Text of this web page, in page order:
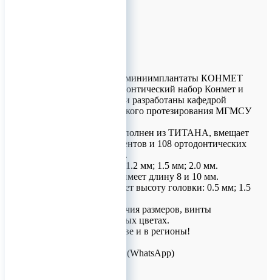
Ортодонтические миниимплантаты КОНМЕТ
Фирменный ортодонтический набор Конмет и
винты к нему были разработаны кафедрой
ортодонтии и детского протезирования МГМСУ
Корпус набора выполнен из ТИТАНА, вмещает
в себя 15 инструментов и 108 ортодонтических
миниимплантатов.
Всего 3 диаметра: 1.2 мм; 1.5 мм; 2.0 мм.
Каждый диаметр имеет длину 8 и 10 мм.
Каждая длина имеет высоту головки: 0.5 мм; 1.5
Для удобства отличия размеров, винты
выполнены в разных цветах.
Доставка по Москве и в регионы!
+7 (926) 209-09-94 (WhatsApp)